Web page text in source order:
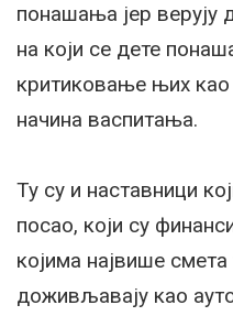
понашања јер верују
на који се дете
критиковање њих
начина васпитања.
Ту су и наставници
посао, који су
којима највише
доживљавају као